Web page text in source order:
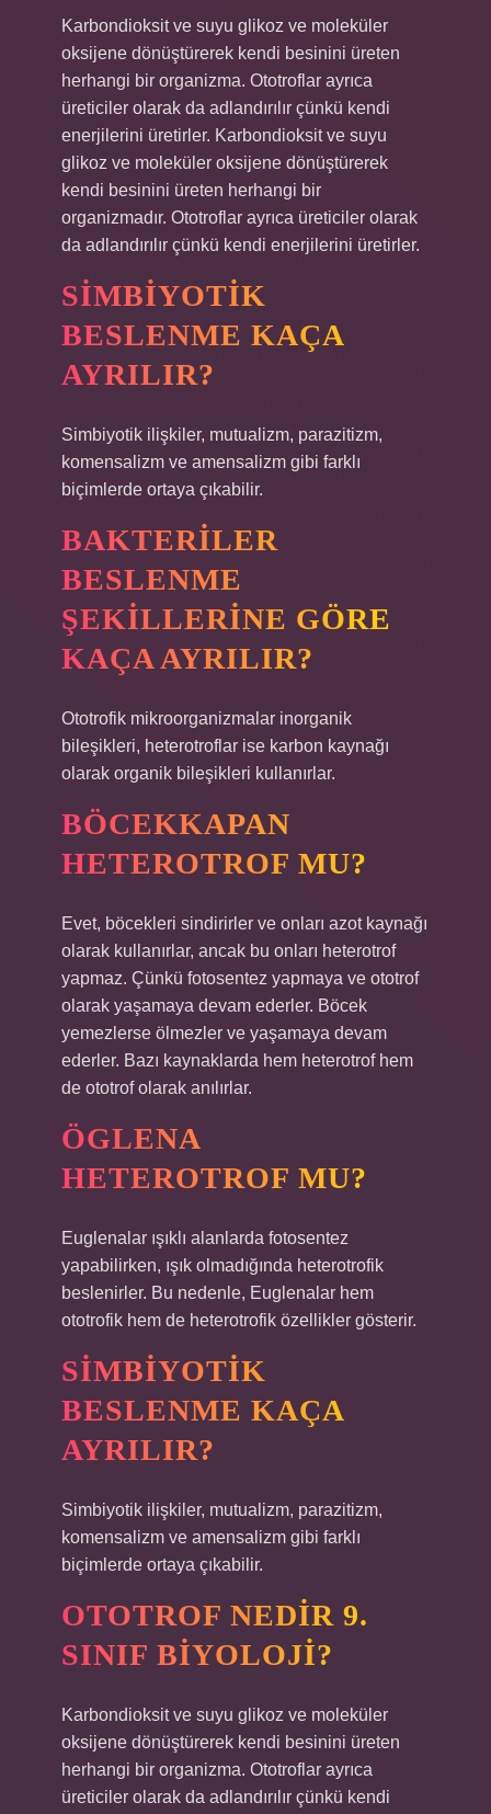
Karbondioksit ve suyu glikoz ve moleküler
oksijene dönüştürerek kendi besinini üreten
herhangi bir organizma. Ototroflar ayrıca
üreticiler olarak da adlandırılır çünkü kendi
enerjilerini üretirler. Karbondioksit ve suyu
glikoz ve moleküler oksijene dönüştürerek
kendi besinini üreten herhangi bir
organizmadır. Ototroflar ayrıca üreticiler olarak
da adlandırılır çünkü kendi enerjilerini üretirler.
SIMBIYOTIK
BESLENME KAÇA
AYRILIR?
Simbiyotik ilişkiler, mutualizm, parazitizm,
komensalizm ve amensalizm gibi farklı
biçimlerde ortaya çıkabilir.
BAKTERILER
BESLENME
ŞEKILLERINE GÖRE
KAÇA AYRILIR?
Ototrofik mikroorganizmalar inorganik
bileşikleri, heterotroflar ise karbon kaynağı
olarak organik bileşikleri kullanırlar.
BÖCEKKAPAN
HETEROTROF MU?
Evet, böcekleri sindirirler ve onları azot kaynağı
olarak kullanırlar, ancak bu onları heterotrof
yapmaz. Çünkü fotosentez yapmaya ve ototrof
olarak yaşamaya devam ederler. Böcek
yemezlerse ölmezler ve yaşamaya devam
ederler. Bazı kaynaklarda hem heterotrof hem
de ototrof olarak anılırlar.
ÖGLENA
HETEROTROF MU?
Euglenalar ışıklı alanlarda fotosentez
yapabilirken, ışık olmadığında heterotrofik
beslenirler. Bu nedenle, Euglenalar hem
ototrofik hem de heterotrofik özellikler gösterir.
SIMBIYOTIK
BESLENME KAÇA
AYRILIR?
Simbiyotik ilişkiler, mutualizm, parazitizm,
komensalizm ve amensalizm gibi farklı
biçimlerde ortaya çıkabilir.
OTOTROF NEDIR 9.
SINIF BIYOLOJI?
Karbondioksit ve suyu glikoz ve moleküler
oksijene dönüştürerek kendi besinini üreten
herhangi bir organizma. Ototroflar ayrıca
üreticiler olarak da adlandırılır çünkü kendi